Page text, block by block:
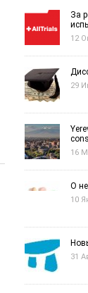
За
12
29
16
О
10
31